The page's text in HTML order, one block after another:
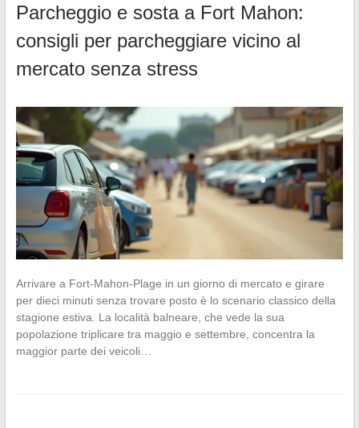
Parcheggio e sosta a Fort Mahon:
consigli per parcheggiare vicino al
mercato senza stress
Arrivare a Fort-Mahon-Plage in un giorno di mercato e girare
per dieci minuti senza trovare posto è lo scenario classico della
stagione estiva. La località balneare, che vede la sua
popolazione triplicare tra maggio e settembre, concentra la
maggior parte dei veicoli…